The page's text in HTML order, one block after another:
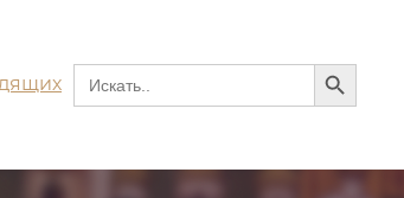
Search
for:
Search Button